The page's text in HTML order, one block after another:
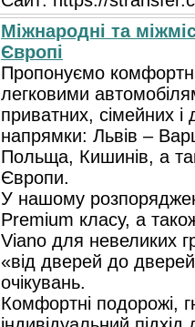
Міжнародні та
Європі
Пропонуємо
легковими
приватних, сімейних і
напрямки: Львів –
Польща, Кишинів, а
Європи.
У нашому
Premium класу, а
Viano для невеликих
«від дверей до
очікувань.
Комфортні подорожі,